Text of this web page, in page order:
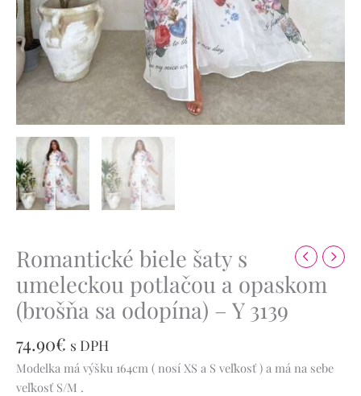
Romantické biele šaty s
umeleckou potlačou a opaskom
(brošňa sa odopína) – Y 3139
74.90€ s DPH
Modelka má výšku 164cm ( nosí XS a S veľkosť ) a má na sebe
veľkosť S/M .